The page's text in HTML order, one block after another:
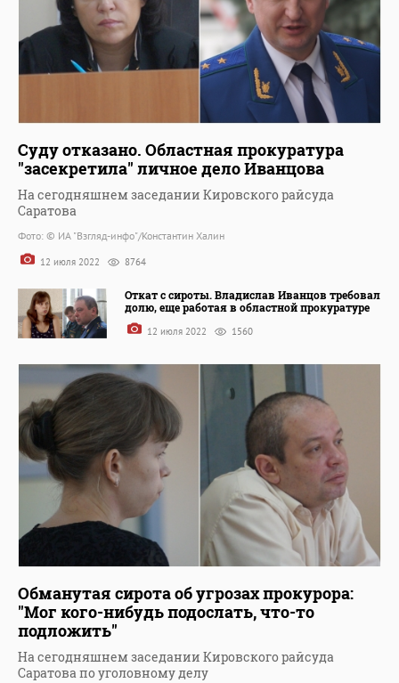
Суду отказано. Областная прокуратура
"засекретила" личное дело Иванцова
На сегодняшнем заседании Кировского райсуда
Саратова
Фото: © ИА "Взгляд-инфо"/Константин Халин
12 июля 2022 8764
Откат с сироты. Владислав Иванцов требовал
долю, еще работая в областной прокуратуре
12 июля 2022 1560
Обманутая сирота об угрозах прокурора:
"Мог кого-нибудь подослать, что-то
подложить"
На сегодняшнем заседании Кировского райсуда
Саратова по уголовному делу